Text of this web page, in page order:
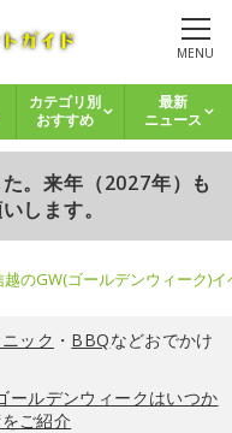
MENU
カテゴリ別
おすすめ
最新
ニュース
。来年（2027年）も
します。
越のGW(ゴールデンウィーク)
ック ・ BBQなどおでかけ
ールデンウィークはいつか
ご紹介